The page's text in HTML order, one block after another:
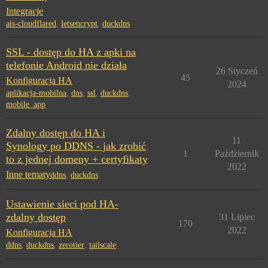
Integracje
ais-cloudflared, letsencrypt, duckdns
SSL - dostęp do HA z apki na
telefonie Android nie działa
Konfiguracja HA
aplikacja-mobilna, dns, ssl, duckdns,
mobile_app
45
26 Styczeń
2024
Zdalny dostęp do HA i
Synology po DDNS - jak zrobić
to z jednej domeny + certyfikaty
Inne tematyddns duckdns
1
11
Październik
2022
Ustawienie sieci pod HA-
zdalny dostęp
Konfiguracja HA
ddns, duckdns, zerotier, tailscale
170
31 Lipiec
2022